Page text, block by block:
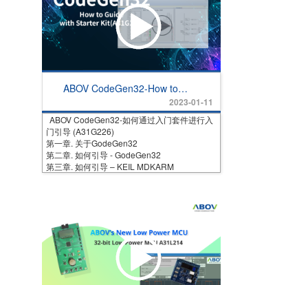
ABOV CodeGen32-How to
(A31G226) 2023-01-11
ABOV CodeGen32-如何通过入门套件进行入
门引导 (A31G226)
第一章. 关于GodeGen32
第二章. 如何引导 - GodeGen32
第三章. 如何引导 – KEIL MDKARM